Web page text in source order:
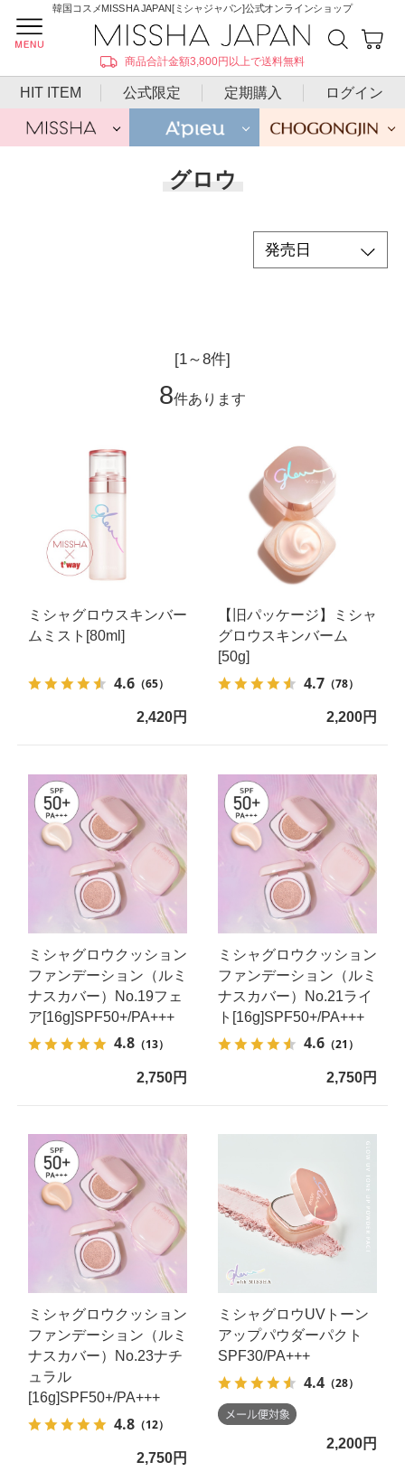
韓国コスメMISSHA JAPAN[ミシャジャパン]公式オンラインショップ
商品合計金額3,800円以上で送料無料
HIT ITEM 公式限定 定期購入 ログイン
グロウ
[1～8件]
8件あります
ミシャグロウスキンバー
ムミスト[80ml]
4.6 （65）
2,420円
【旧パッケージ】ミシャ
グロウスキンバーム
[50g]
4.7（78）
2,200円
ミシャグロウクッション
ファンデーション（ルミ
ナスカバー）No.19フェ
ア[16g]SPF50+/PA+++
4.8 （13）
2,750円
ミシャグロウクッション
ファンデーション（ルミ
ナスカバー）No.21ライ
ト[16g]SPF50+/PA+++
4.6（21）
2,750円
ミシャグロウクッション
ファンデーション（ルミ
ナスカバー）No.23ナチ
ュラル
[16g]SPF50+/PA+++
4.8 （12）
2,750円
ミシャグロウUVトーン
アップパウダーパクト
SPF30/PA+++
4.4（28）
2,200円